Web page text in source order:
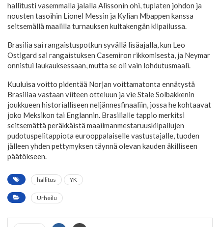
hallitusti vasemmalla jalalla Alissonin ohi, tuplaten johdon ja
nousten tasoihin Lionel Messin ja Kylian Mbappen kanssa
seitsemällä maalilla turnauksen kultakengän kilpailussa.
Brasilia sai rangaistuspotkun syvällä lisäajalla, kun Leo
Ostigard sai rangaistuksen Casemiron rikkomisesta, ja Neymar
onnistui laukauksessaan, mutta se oli vain lohdutusmaali.
Kuuluisa voitto pidentää Norjan voittamatonta ennätystä
Brasiliaa vastaan viiteen otteluun ja vie Stale Solbakkenin
joukkueen historialliseen neljännesfinaaliin, jossa he kohtaavat
joko Meksikon tai Englannin. Brasilialle tappio merkitsi
seitsemättä peräkkäistä maailmanmestaruuskilpailujen
pudotuspelitappiota eurooppalaiselle vastustajalle, tuoden
jälleen yhden pettymyksen täynnä olevan kauden äkilliseen
päätökseen.
hallitus YK
Urheilu